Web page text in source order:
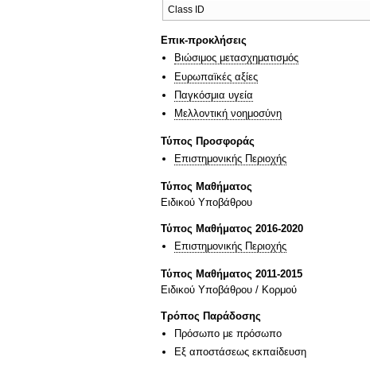
Class ID
Επικ-προκλήσεις
Βιώσιμος μετασχηματισμός
Ευρωπαϊκές αξίες
Παγκόσμια υγεία
Μελλοντική νοημοσύνη
Τύπος Προσφοράς
Επιστημονικής Περιοχής
Τύπος Μαθήματος
Ειδικού Υποβάθρου
Τύπος Μαθήματος 2016-2020
Επιστημονικής Περιοχής
Τύπος Μαθήματος 2011-2015
Ειδικού Υποβάθρου / Κορμού
Τρόπος Παράδοσης
Πρόσωπο με πρόσωπο
Eξ απoστάσεως εκπαίδευση